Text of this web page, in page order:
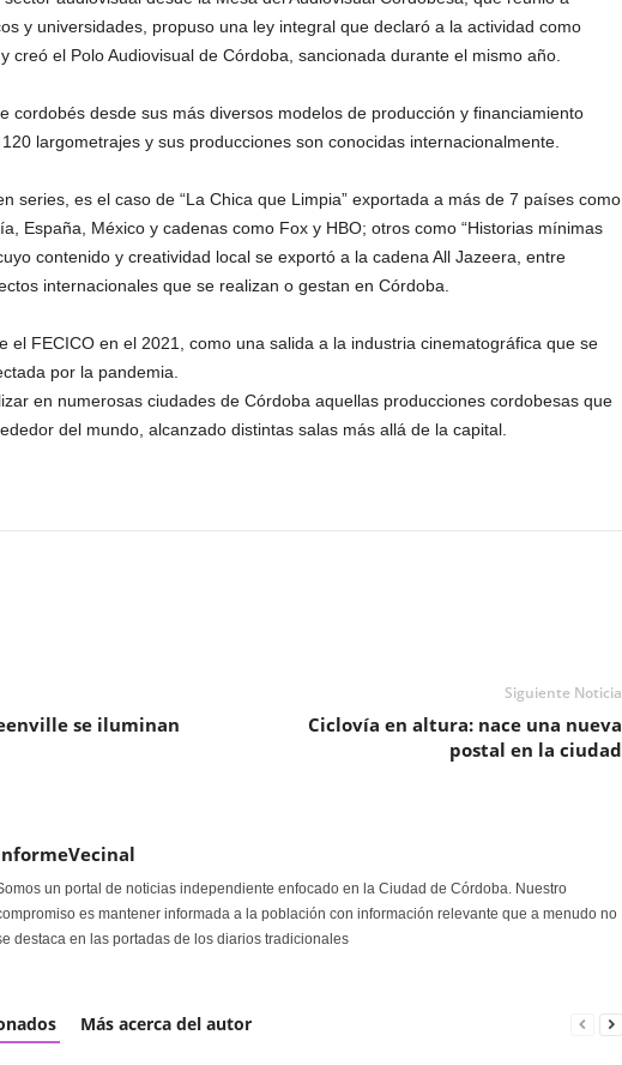
y universidades, propuso una ley integral que declaró a la actividad como
creó el Polo Audiovisual de Córdoba, sancionada durante el mismo año.
cordobés desde sus más diversos modelos de producción y financiamiento
largometrajes y sus producciones son conocidas internacionalmente.
series, es el caso de “La Chica que Limpia” exportada a más de 7 países como
España, México y cadenas como Fox y HBO; otros como “Historias mínimas
contenido y creatividad local se exportó a la cadena All Jazeera, entre
internacionales que se realizan o gestan en Córdoba.
el FECICO en el 2021, como una salida a la industria cinematográfica que se
por la pandemia.
en numerosas ciudades de Córdoba aquellas producciones cordobesas que
del mundo, alcanzado distintas salas más allá de la capital.
se iluminan
Siguiente Noticia
Ciclovía en altura: nace una nueva
postal en la ciudad
un portal de noticias independiente enfocado en la Ciudad de Córdoba. Nuestro
es mantener informada a la población con información relevante que a menudo no
destaca en las portadas de los diarios tradicionales
Más acerca del autor